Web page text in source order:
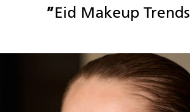
Eid Makeup Trends
”